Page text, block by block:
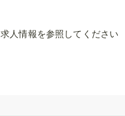
人情報を参照してください